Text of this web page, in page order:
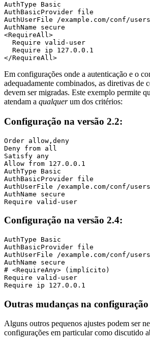
AuthType Basic
AuthBasicProvider file
AuthUserFile /example.com/conf/
AuthName secure
<RequireAll>
  Require valid-user
  Require ip 127.0.0.1
</RequireAll>
Em configurações onde a autenticação e o
adequadamente combinados, as diretivas de
devem ser migradas. Este exemplo permite
atendam a qualquerum dos critérios:
Configuração na versão 2.2:
Order allow,deny
Deny from all
Satisfy any
Allow from 127.0.0.1
AuthType Basic
AuthBasicProvider file
AuthUserFile /example.com/conf/
AuthName secure
Require valid-user
Configuração na versão 2.4:
AuthType Basic
AuthBasicProvider file
AuthUserFile /example.com/conf/
AuthName secure
# <RequireAny> (implícito)
Require valid-user
Require ip 127.0.0.1
Outras mudanças na configuração
Alguns outros pequenos ajustes podem ser
configurações em particular como discutido